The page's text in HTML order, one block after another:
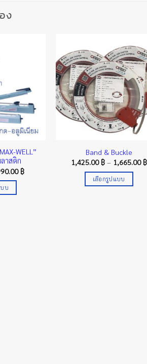
ง
WELL”
าสติก
฿Price
บ
Band & Buckle
1,425.00 ฿ – 1,665.00 ฿
เลือกรูปแบบ